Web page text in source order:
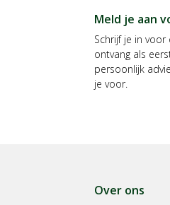
BIOBAG
BIOBEL (3)
Biomat
Bolsius (5)
Meld je aan
Schrijf je in
ontvang als
persoonlijk
je voor.
Over ons